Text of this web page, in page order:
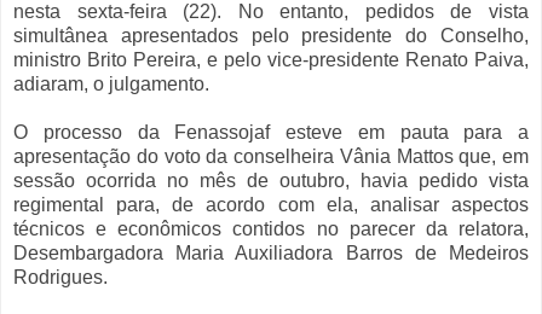
nesta sexta-feira (22). No entanto, pedidos de vista
simultânea apresentados pelo presidente do Conselho,
ministro Brito Pereira, e pelo vice-presidente Renato Paiva,
adiaram, o julgamento.
O processo da Fenassojaf esteve em pauta para a
apresentação do voto da conselheira Vânia Mattos que, em
sessão ocorrida no mês de outubro, havia pedido vista
regimental para, de acordo com ela, analisar aspectos
técnicos e econômicos contidos no parecer da relatora,
Desembargadora Maria Auxiliadora Barros de Medeiros
Rodrigues.